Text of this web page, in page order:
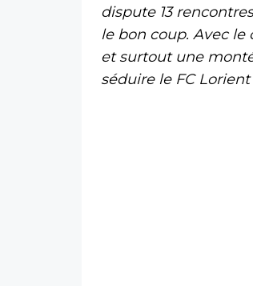
dispute 13
le bon coup. Avec
et surtout une
séduire le FC